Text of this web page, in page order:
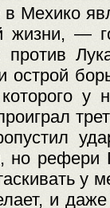
Мехико
жизни, —
острой
у
но рефери
у
и